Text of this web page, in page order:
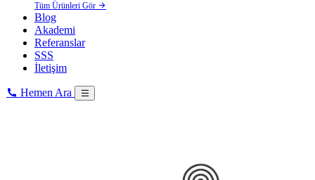
Tüm Ürünleri Gör
Blog
Akademi
Referanslar
SSS
İletişim
Hemen Ara